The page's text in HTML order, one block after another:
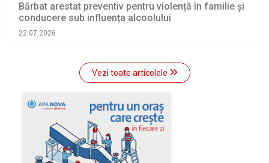
Bărbat arestat preventiv pentru violență în familie și
conducere sub influența alcoolului
22.07.2026
Vezi toate articolele